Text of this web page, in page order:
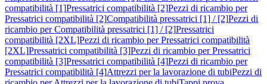
compatibilità [1]Pressatrici compatibilità [2]Pezzi di ricambio per
Pressatrici compatibilità [2]Compatibilità pressatrici [1] / [2]Pezzi di
ricambio per Compatibilità pressatrici [1] / [2]Pressatrici
compatibilità [2XL]Pezzi di ricambio per Pressatrici compatibilità
[2XL]Pressatrici compatibilità [3]Pezzi di ricambio per Pressatrici
compatibilità [3]Pressatrici compatibilità [4]Pezzi di ricambio per
Pressatrici compatibilità [4]Attrezzi per la lavorazione di tubiPezzi di